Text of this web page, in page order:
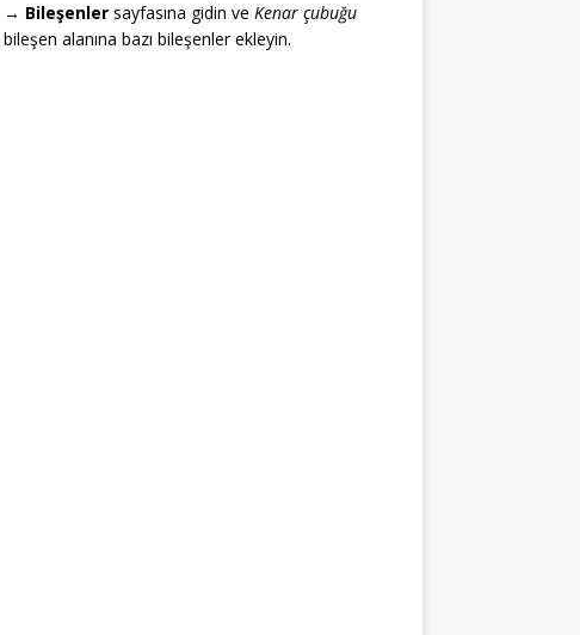
→ Bileşenlersayfasına gidin ve Kenar çubuğu
bileşen alanına bazı bileşenler ekleyin.